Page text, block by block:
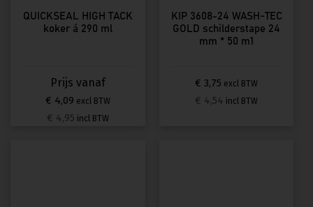
QUICKSEAL HIGH TACK
koker á 290 ml
€ 4,09 excl BTW
€ 4,95 incl BTW
KIP 3608-24 WASH-TEC
GOLD schilderstape 24
mm * 50 m1
€ 3,75 excl BTW
€ 4,54 incl BTW